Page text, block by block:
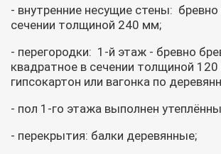
- внутренние несущие стены:
сечении толщиной 240 мм;
- перегородки: 1-й этаж - бревно
квадратное в сечении толщиной
гипсокартон или вагонка по
- пол 1-го этажа выполнен
- перекрытия: балки деревянные;